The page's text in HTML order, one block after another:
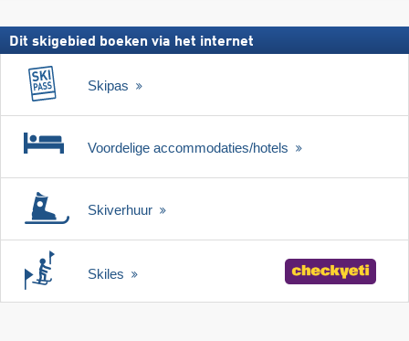
Dit skigebied boeken via het internet
Skipas
Voordelige accommodaties/hotels
Skiverhuur
Skiles